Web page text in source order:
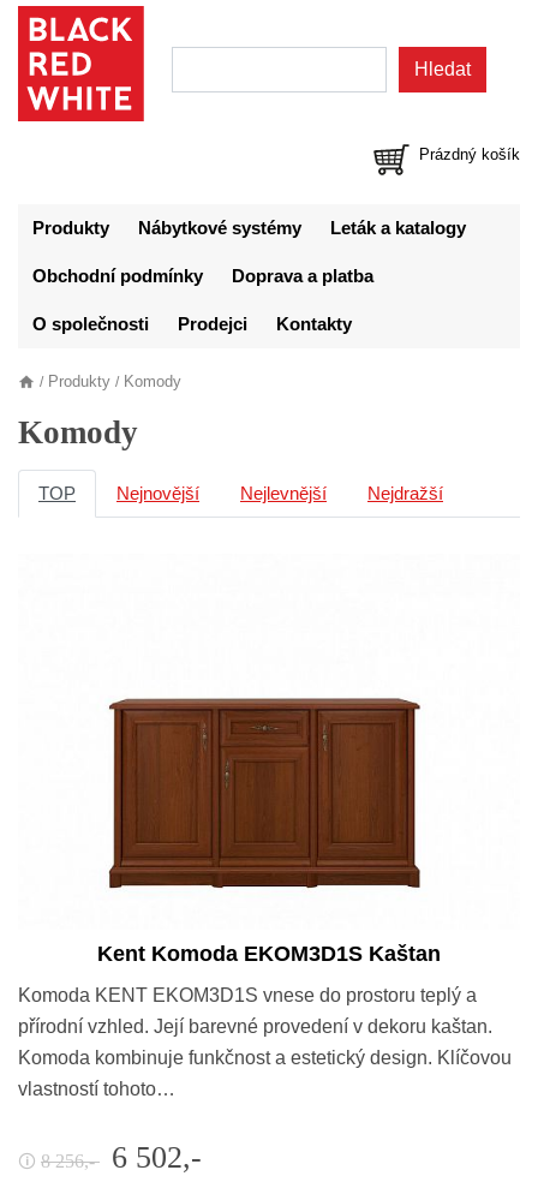
Prázdný košík
Produkty Nábytkové systémy Leták a katalogy
Obchodní podmínky Doprava a platba
O společnosti Prodejci Kontakty
/ Produkty / Komody
Komody
TOP Nejnovější Nejlevnější Nejdražší
Kent Komoda EKOM3D1S Kaštan
Komoda KENT EKOM3D1S vnese do prostoru teplý a
přírodní vzhled. Její barevné provedení v dekoru kaštan.
Komoda kombinuje funkčnost a estetický design. Klíčovou
vlastností tohoto…
🛈 8 256,- 6 502,-